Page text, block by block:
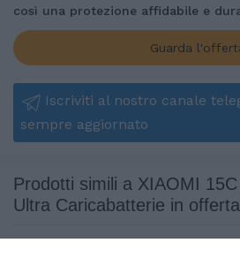
così una protezione affidabile e
Guarda
Iscriviti al nostro canale
sempre aggiornato
Prodotti simili a XIAOMI
Ultra Caricabatterie in offerta